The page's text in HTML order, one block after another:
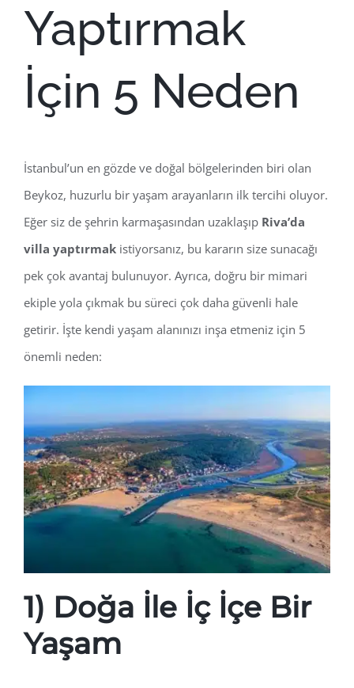
Yaptırmak
İçin 5 Neden
İstanbul’un en gözde ve doğal bölgelerinden biri olan
Beykoz, huzurlu bir yaşam arayanların ilk tercihi oluyor.
Eğer siz de şehrin karmaşasından uzaklaşıp Riva’da
villa yaptırmakistiyorsanız, bu kararın size sunacağı
pek çok avantaj bulunuyor. Ayrıca, doğru bir mimari
ekiple yola çıkmak bu süreci çok daha güvenli hale
getirir. İşte kendi yaşam alanınızı inşa etmeniz için 5
önemli neden:
1) Doğa İle İç İçe Bir
Yaşam